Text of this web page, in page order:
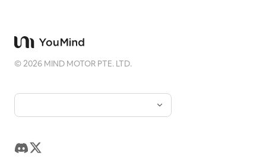
©2026 MIND MOTOR PTE. LTD.